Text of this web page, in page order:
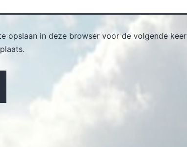
opslaan in deze browser voor de volgende keer